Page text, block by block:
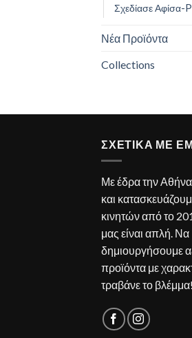
Σχεδίασε Αφίσα-
Νέα Προϊόντα
Collections
ΣΧΕΤΙΚΑ ΜΕ
Με έδρα την
και
κινητών από το
μας είναι απλή. Να
δημιουργήσουμε
προϊόντα με
τραβάνε το βλέμμα!